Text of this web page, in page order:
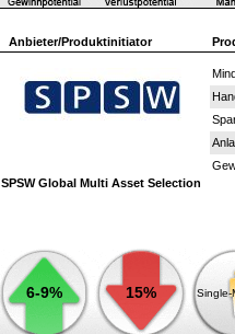
Anbieter/Produktinitiator
SPSW Global Multi Asset Selection
6-9% 15% Single-